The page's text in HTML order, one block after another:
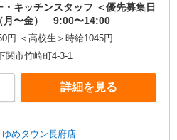
・キッチンスタッフ ＜優先募集日
月〜金） 9:00〜14:00
円 ＜高校生＞時給1045円
関市竹崎町4-3-1
詳細を見る
めタウン長府店